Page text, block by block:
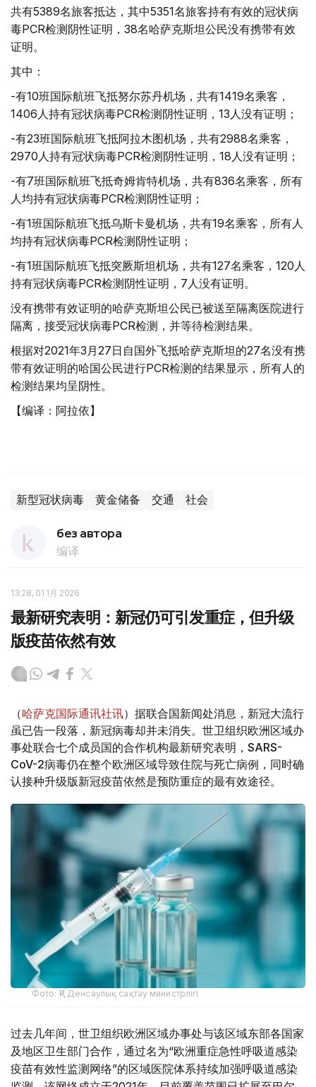
共有5389名旅客抵达，其中5351名旅客持有有效的冠状病
毒PCR检测阴性证明，38名哈萨克斯坦公民没有携带有效
证明。
其中：
-有10班国际航班飞抵努尔苏丹机场，共有1419名乘客，
1406人持有冠状病毒PCR检测阴性证明，13人没有证明；
-有23班国际航班飞抵阿拉木图机场，共有2988名乘客，
2970人持有冠状病毒PCR检测阴性证明，18人没有证明；
-有7班国际航班飞抵奇姆肯特机场，共有836名乘客，所有
人均持有冠状病毒PCR检测阴性证明；
-有1班国际航班飞抵乌斯卡曼机场，共有19名乘客，所有人
均持有冠状病毒PCR检测阴性证明；
-有1班国际航班飞抵突厥斯坦机场，共有127名乘客，120人
持有冠状病毒PCR检测阴性证明，7人没有证明。
没有携带有效证明的哈萨克斯坦公民已被送至隔离医院进行
隔离，接受冠状病毒PCR检测，并等待检测结果。
根据对2021年3月27日自国外飞抵哈萨克斯坦的27名没有携
带有效证明的哈国公民进行PCR检测的结果显示，所有人的
检测结果均呈阴性。
【编译：阿拉依】
新型冠状病毒 黄金储备 交通 社会
без автора
编译
13:28, 01 1月 2026
最新研究表明：新冠仍可引发重症，但升级
版疫苗依然有效
（哈萨克国际通讯社讯）据联合国新闻处消息，新冠大流行
虽已告一段落，新冠病毒却并未消失。世卫组织欧洲区域办
事处联合七个成员国的合作机构最新研究表明，SARS-
CoV-2病毒仍在整个欧洲区域导致住院与死亡病例，同时确
认接种升级版新冠疫苗依然是预防重症的最有效途径。
Фото: ҚР Денсаулық сақтау министрлігі
过去几年间，世卫组织欧洲区域办事处与该区域东部各国家
及地区卫生部门合作，通过名为“欧洲重症急性呼吸道感染
疫苗有效性监测网络”的区域医院体系持续加强呼吸道感染